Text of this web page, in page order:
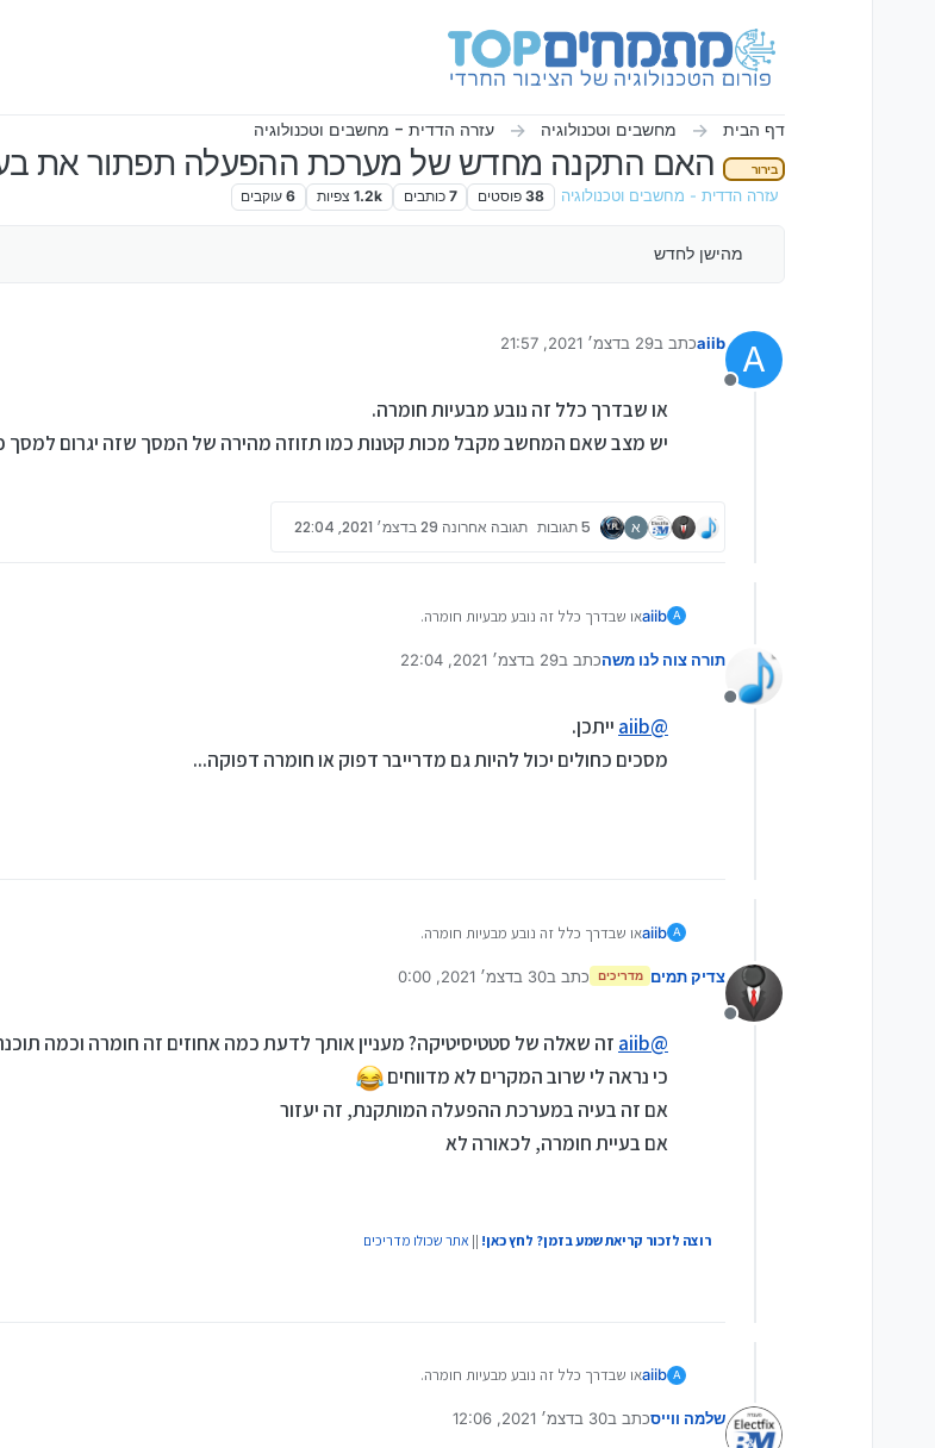
דף הבית מחשבים וטכנולוגיה עזרה הדדית - מחשבים וטכנולוגיה
בירור האם התקנה מחדש של מערכת ההפעלה תפתור את
עזרה הדדית - מחשבים וטכנולוגיה 38 פוסטים 7 כותבים 1.2k צפיות 6 עוקבים
מהישן לחדש
A
מנותק
aiibכתב ב29 בדצמ׳ 2021, 21:57
נערך לאחרונה על ידי
או שבדרך כלל זה נובע מבעיות חומרה.
יש מצב שאם המחשב מקבל מכות קטנות כמו תזוזה מהירה של המסך שזה יגרום למסך
א 5 תגובות תגובה אחרונה 29 בדצמ׳ 2021, 22:04
A
aiibאו שבדרך כלל זה נובע מבעיות חומרה.
מנותק
תורה צוה לנו משהכתב ב29 בדצמ׳ 2021, 22:04
נערך לאחרונה על ידי
@
aiib ייתכן.
מסכים כחולים יכול להיות גם מדרייבר דפוק או חומרה דפוקה...
A
aiibאו שבדרך כלל זה נובע מבעיות חומרה.
מנותק
צדיק תמים מדריכים כתב ב30 בדצמ׳ 2021, 0:00
נערך לאחרונה על ידי
@
aiib זה שאלה של סטטיסיטיקה? מעניין אותך לדעת כמה אחוזים זה חומרה וכמה
כי נראה לי שרוב המקרים לא מדווחים
אם זה בעיה במערכת ההפעלה המותקנת, זה יעזור
אם בעיית חומרה, לכאורה לא
רוצה לזכור קריאת שמע בזמן? לחץ כאן! || אתר שכולו מדריכים
A
aiibאו שבדרך כלל זה נובע מבעיות חומרה.
שלמה ווייסכתב ב30 בדצמ׳ 2021, 12:06
נערך לאחרונה על ידי שלמה ווייס